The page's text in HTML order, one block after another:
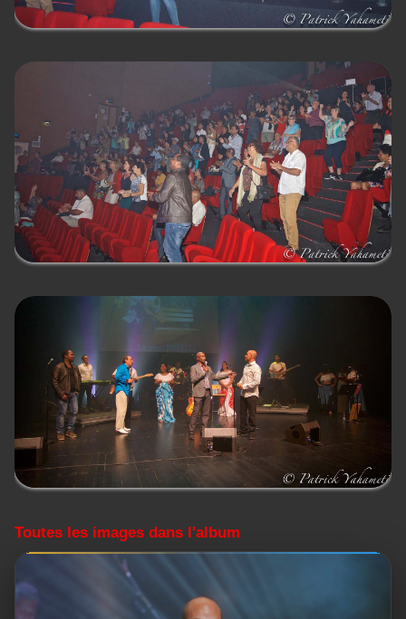
Toutes les images dans l'album